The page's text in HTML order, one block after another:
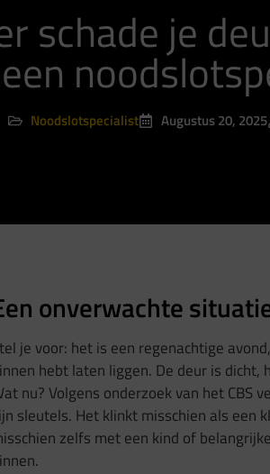
schade je
een
Noodslotspecialist Augustus 20, 2025
onverwachte
je voor: het is een regenachtige
hebt laten liggen. De deur is
nu? Volgens onderzoek van het
sleutels. Het klinkt misschien als een
zelfs met een kind of